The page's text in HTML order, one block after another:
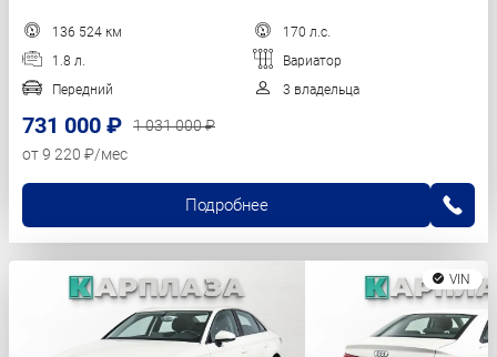
136 524 км
170 л.с.
1.8 л.
Вариатор
Передний
3 владельца
731 000 ₽
1 031 000 ₽
от 9 220 ₽/мес
Подробнее
VIN